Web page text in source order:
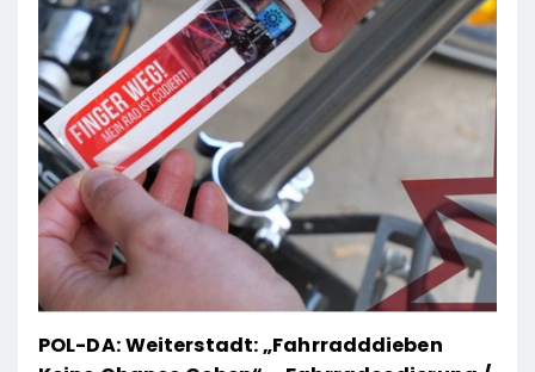
POL-DA: Weiterstadt: „Fahrradddieben